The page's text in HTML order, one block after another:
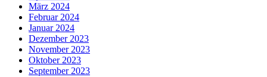
März 2024
Februar 2024
Januar 2024
Dezember 2023
November 2023
Oktober 2023
September 2023